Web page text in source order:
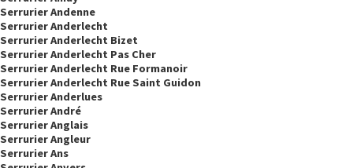
Serrurier Andenne
Serrurier Anderlecht
Serrurier Anderlecht Bizet
Serrurier Anderlecht Pas Cher
Serrurier Anderlecht Rue Formanoir
Serrurier Anderlecht Rue Saint Guidon
Serrurier Anderlues
Serrurier André
Serrurier Anglais
Serrurier Angleur
Serrurier Ans